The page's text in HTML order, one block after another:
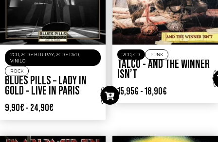
2CD, 2CD + BLU-RAY, 2CD + DVD,
VINILO
ROCK
BLUES PILLS – LADY IN
GOLD – LIVE IN PARIS
9,90€ - 24,90€
2CD, CD PUNK
TALCO ‎- AND THE WINNER
ISN’T
15,95€ - 18,90€